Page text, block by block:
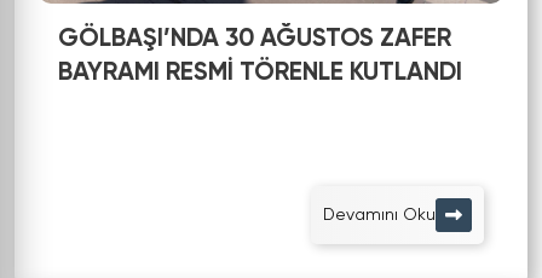
GÖLBAŞI’NDA 30 AĞUSTOS ZAFER
BAYRAMI RESMİ TÖRENLE KUTLANDI
Devamını Oku